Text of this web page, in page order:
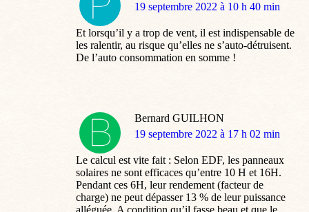
dit
19 septembre 2022 à 10 h 40 min
Et lorsqu’il y a trop de vent, il est indispensable de
les ralentir, au risque qu’elles ne s’auto-détruisent.
De l’auto consommation en somme !
Bernard GUILHON
dit
19 septembre 2022 à 17 h 02 min
Le calcul est vite fait : Selon EDF, les panneaux
solaires ne sont efficaces qu’entre 10 H et 16H.
Pendant ces 6H, leur rendement (facteur de
charge) ne peut dépasser 13 % de leur puissance